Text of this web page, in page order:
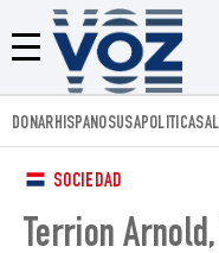
Menú
DONARHISPANOSUSAPOLITICA
SOCIEDAD
Terrion